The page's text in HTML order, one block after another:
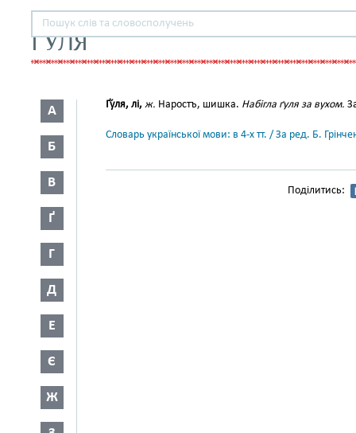
ҐУЛЯ
А
Б
В
Ґ
Г
Д
Е
Є
Ж
Ґу́ля, лі, ж. Наростъ, шишка. Набігла ґуля за вухом.
Словарь української мови: в 4-х тт. / За ред. Б.
Поділитись: